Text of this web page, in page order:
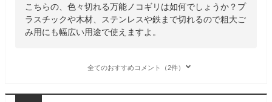
こちらの、色々切れる万能ノコギリは如何でしょうか？プ
ラスチックや木材、ステンレスや鉄まで切れるので粗大ご
み用にも幅広い用途で使えますよ。
全てのおすすめコメント（2件）